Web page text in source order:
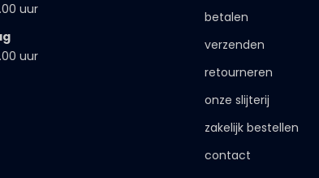
uur
uur
betalen
verzenden
retourneren
onze slijterij
zakelijk bestellen
contact